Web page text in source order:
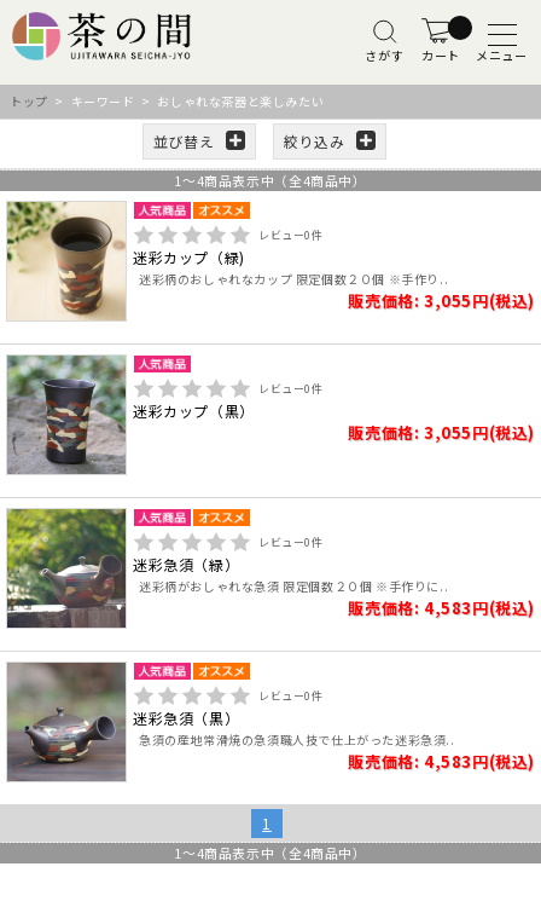
さがす カート メニュー
トップ > キーワード > おしゃれな茶器と楽しみたい
並び替え 絞り込み
1 ～4商品表示中（全4商品中）
レビュー0件
迷彩カップ（緑)
迷彩柄のおしゃれなカップ 限定個数２０個 ※手作り..
販売価格: 3,055円(税込)
レビュー0件
迷彩カップ（黒）
販売価格: 3,055円(税込)
レビュー0件
迷彩急須（緑）
迷彩柄がおしゃれな急須 限定個数２０個 ※手作りに..
販売価格: 4,583円(税込)
レビュー0件
迷彩急須（黒）
急須の産地常滑焼の急須職人技で仕上がった迷彩急須..
販売価格: 4,583円(税込)
1
1 ～4商品表示中（全4商品中）